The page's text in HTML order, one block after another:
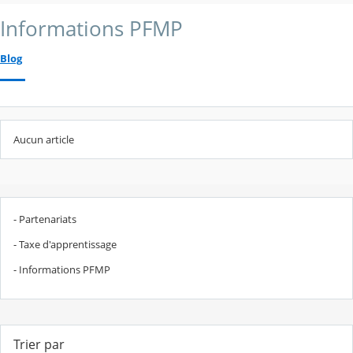
Informations PFMP
Blog
Aucun article
- Partenariats
- Taxe d'apprentissage
- Informations PFMP
Trier par